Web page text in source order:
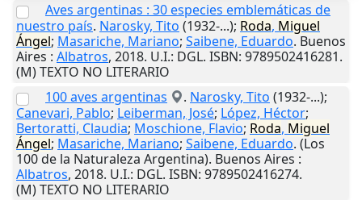
Aves argentinas : 30 especies emblemáticas de
nuestro país. Narosky, Tito (1932-...); Roda, Miguel
Ángel; Masariche, Mariano; Saibene, Eduardo. Buenos
Aires : Albatros, 2018. U.I.: DGL. ISBN: 9789502416281.
(M) TEXTO NO LITERARIO
100 aves argentinas
. Narosky, Tito (1932-...);
Canevari, Pablo; Leiberman, José; López, Héctor;
Bertoratti, Claudia; Moschione, Flavio; Roda, Miguel
Ángel; Masariche, Mariano; Saibene, Eduardo. (Los
100 de la Naturaleza Argentina). Buenos Aires :
Albatros, 2018. U.I.: DGL. ISBN: 9789502416274.
(M) TEXTO NO LITERARIO